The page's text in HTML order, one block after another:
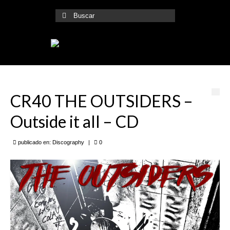
Buscar
por:
CR40 THE OUTSIDERS –
Outside it all – CD
publicado en: Discography | 0